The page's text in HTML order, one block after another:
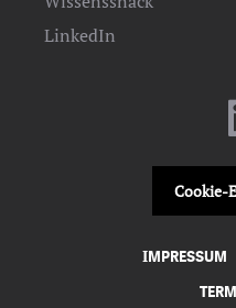
LinkedIn
Cookie-
IMPRESSUM